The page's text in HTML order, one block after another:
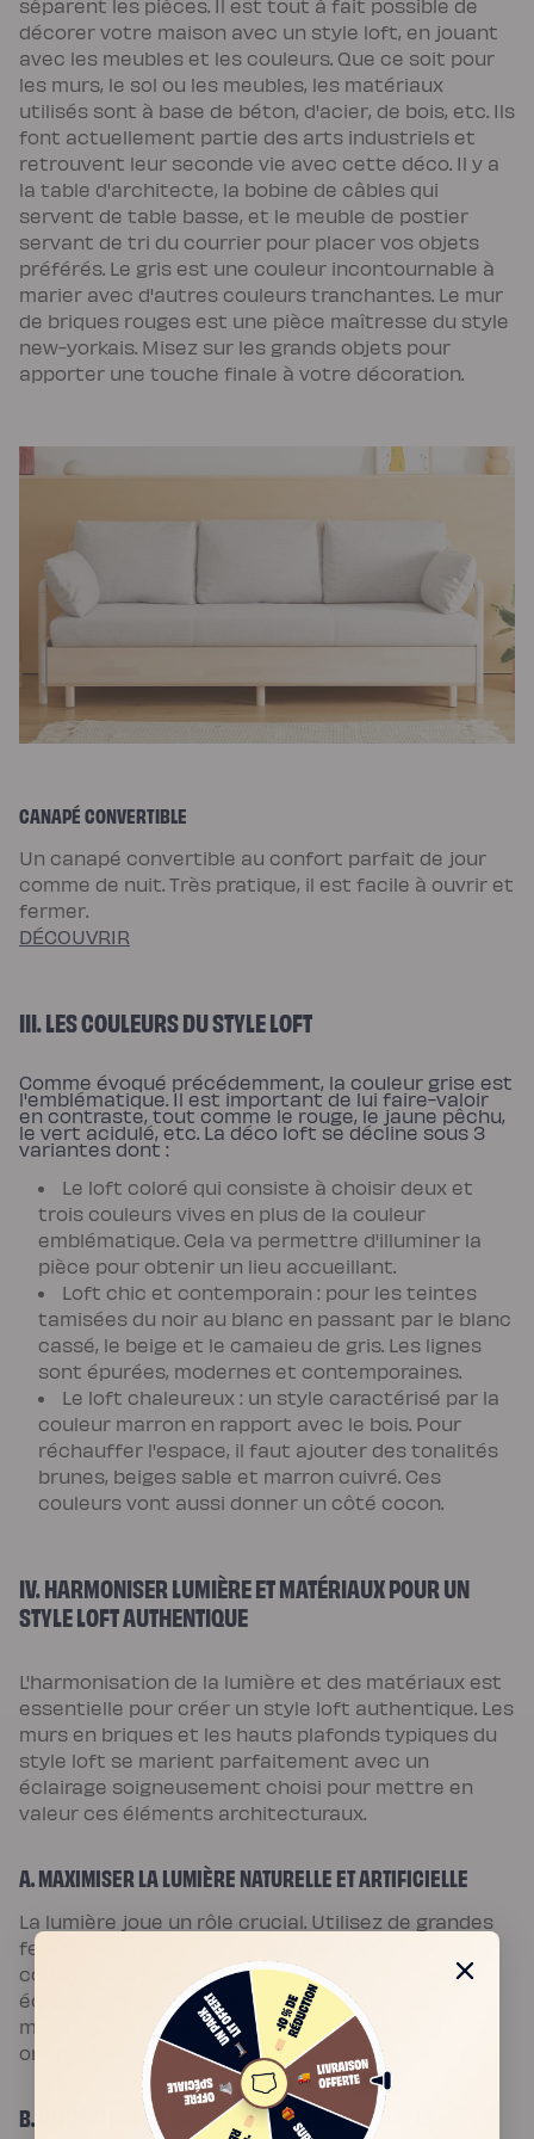
séparent les pièces. Il est tout à fait possible de
décorer votre maison avec un style loft, en jouant
avec les meubles et les couleurs. Que ce soit pour
les murs, le sol ou les meubles, les matériaux
utilisés sont à base de béton, d'acier, de bois, etc. Ils
font actuellement partie des arts industriels et
retrouvent leur seconde vie avec cette déco. Il y a
la table d'architecte, la bobine de câbles qui
servent de table basse, et le meuble de postier
servant de tri du courrier pour placer vos objets
préférés. Le gris est une couleur incontournable à
marier avec d'autres couleurs tranchantes. Le mur
de briques rouges est une pièce maîtresse du style
new-yorkais. Misez sur les grands objets pour
apporter une touche finale à votre décoration.
CANAPÉ CONVERTIBLE
Un canapé convertible au confort parfait de jour
comme de nuit. Très pratique, il est facile à ouvrir et
fermer.
DÉCOUVRIR
III. LES COULEURS DU STYLE LOFT
Comme évoqué précédemment, la couleur grise est
l'emblématique. Il est important de lui faire-valoir
en contraste, tout comme le rouge, le jaune pêchu,
le vert acidulé, etc. La déco loft se décline sous 3
variantes dont :
Le loft coloré qui consiste à choisir deux et
trois couleurs vives en plus de la couleur
emblématique. Cela va permettre d'illuminer la
pièce pour obtenir un lieu accueillant.
Loft chic et contemporain : pour les teintes
tamisées du noir au blanc en passant par le blanc
cassé, le beige et le camaieu de gris. Les lignes
sont épurées, modernes et contemporaines.
Le loft chaleureux : un style caractérisé par la
couleur marron en rapport avec le bois. Pour
réchauffer l'espace, il faut ajouter des tonalités
brunes, beiges sable et marron cuivré. Ces
couleurs vont aussi donner un côté cocon.
IV. HARMONISER LUMIÈRE ET MATÉRIAUX POUR UN
STYLE LOFT AUTHENTIQUE
L'harmonisation de la lumière et des matériaux est
essentielle pour créer un style loft authentique. Les
murs en briques et les hauts plafonds typiques du
style loft se marient parfaitement avec un
éclairage soigneusement choisi pour mettre en
valeur ces éléments architecturaux.
A. MAXIMISER LA LUMIÈRE NATURELLE ET ARTIFICIELLE
La lumière joue un rôle crucial. Utilisez de grandes
fenêtres pour maximiser la lumière naturelle et
complétez avec des luminaires industriels pour un
éclairage artificiel adapté. Les suspensions
métalliques, les lampes sur rail ou les projecteurs
orientables sont des choix parfaits pour ce style.
B. UTILISATION DE MATÉRIAUX BRUTS ET NATURELS